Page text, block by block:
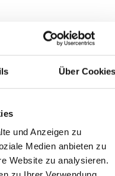
Über
und Anzeigen zu
Medien anbieten zu
Website zu analysieren.